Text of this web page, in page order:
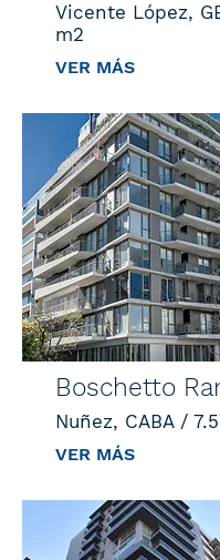
Vicente López,
m2
VER MÁS
Boschetto
Nuñez, CABA /
VER MÁS